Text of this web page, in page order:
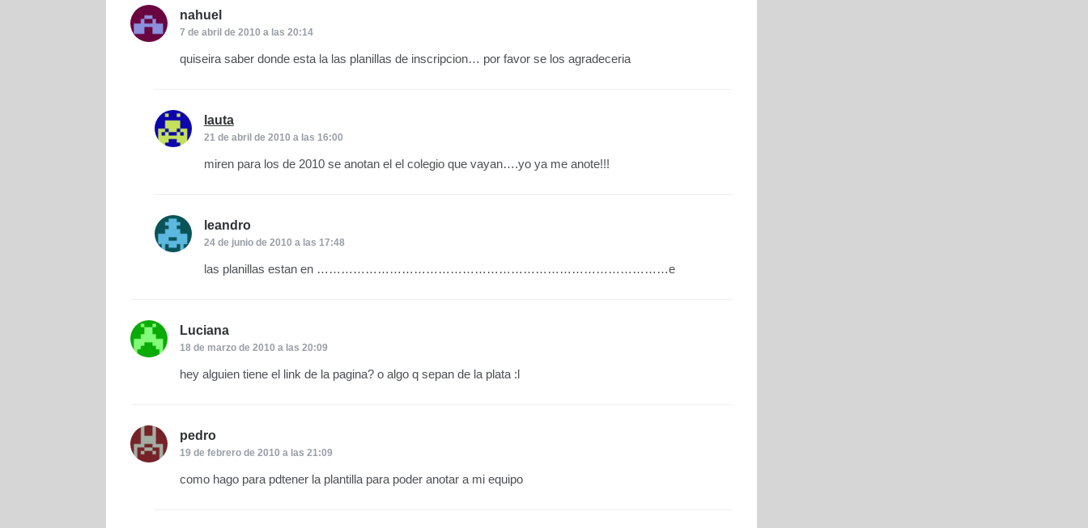
nahuel
7 de abril de 2010 a las 20:14
quiseira saber donde esta la las planillas de inscripcion… por favor se los agradeceria
lautadice:
21 de abril de 2010 a las 16:00
miren para los de 2010 se anotan el el colegio que vayan….yo ya me anote!!!
leandrodice:
24 de junio de 2010 a las 17:48
las planillas estan en ……………………………………………………………………………e
Lucianadice:
18 de marzo de 2010 a las 20:09
hey alguien tiene el link de la pagina? o algo q sepan de la plata :l
pedrodice:
19 de febrero de 2010 a las 21:09
como hago para pdtener la plantilla para poder anotar a mi equipo